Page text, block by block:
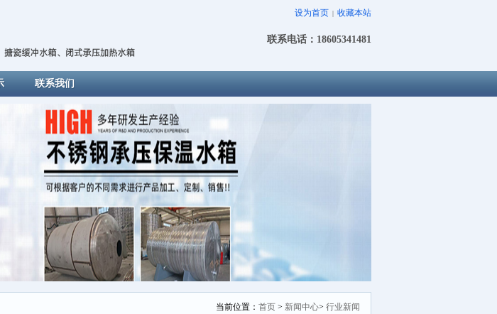
设为首页 | 收藏本站
联系电话：18605341481
联系我们
当前位置： 首页 > 新闻中心> 行业新闻